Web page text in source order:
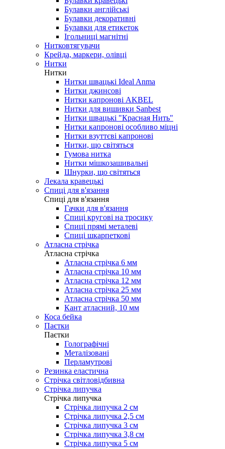
Булавки англійські
Булавки декоративні
Булавки для етикеток
Ігольниці магнітні
Нитковтягувачи
Крейда, маркери, олівці
Нитки
Нитки
Нитки швацькі Ideal Anma
Нитки джинсові
Нитки капронові AKBEL
Нитки для вишивки Sanbest
Нитки швацькі "Красная Нить"
Нитки капронові особливо міцні
Нитки взуттєві капронові
Нитки, що світяться
Гумова нитка
Нитки мішкозашивальні
Шнурки, що світяться
Лекала кравецькі
Cпиці для в'язання
Cпиці для в'язання
Гачки для в'язання
Спиці кругові на тросику
Спиці прямі металеві
Спиці шкарпеткові
Атласна стрічка
Атласна стрічка
Атласна стрічка 6 мм
Атласна стрічка 10 мм
Атласна стрічка 12 мм
Атласна стрічка 25 мм
Атласна стрічка 50 мм
Кант атласний, 10 мм
Коса бейка
Паєтки
Паєтки
Голографічні
Металізовані
Перламутрові
Резинка еластична
Стрічка світловідбивна
Стрічка липучка
Стрічка липучка
Стрічка липучка 2 см
Стрічка липучка 2,5 см
Стрічка липучка 3 см
Стрічка липучка 3,8 см
Стрічка липучка 5 см